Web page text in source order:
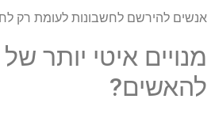
אנשים להירשם לחשבונות לעומת רק
להאשים?